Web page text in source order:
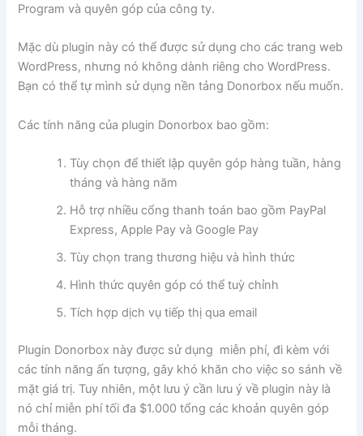
Program và quyên góp của công ty.
Mặc dù plugin này có thể được sử dụng cho các trang web
WordPress, nhưng nó không dành riêng cho WordPress.
Bạn có thể tự mình sử dụng nền tảng Donorbox nếu muốn.
Các tính năng của plugin Donorbox bao gồm:
Tùy chọn để thiết lập quyên góp hàng tuần, hàng
tháng và hàng năm
Hỗ trợ nhiều cổng thanh toán bao gồm PayPal
Express, Apple Pay và Google Pay
Tùy chọn trang thương hiệu và hình thức
Hình thức quyên góp có thể tuỳ chỉnh
Tích hợp dịch vụ tiếp thị qua email
Plugin Donorbox này được sử dụng miễn phí, đi kèm với
các tính năng ấn tượng, gây khó khăn cho việc so sánh về
mặt giá trị. Tuy nhiên, một lưu ý cần lưu ý về plugin này là
nó chỉ miễn phí tối đa $1.000 tổng các khoản quyên góp
mỗi tháng.